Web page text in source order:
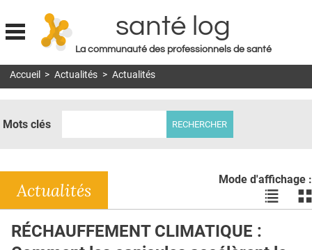
Jump to navigation
santé log
La communauté des professionnels de santé
MON COMPTE
DOSSIERS
RÉSEAUX
E-REVUE SAD
Accueil > Actualités > Actualités
Mots clés
Mode d'affichage :
Voir
les
les
Actualités
RÉCHAUFFEMENT CLIMATIQUE :